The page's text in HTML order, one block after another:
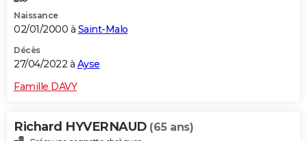
Naissance
02/01/2000 à Saint-Malo
Décès
27/04/2022 à Ayse
Famille DAVY
Richard HYVERNAUD (65 ans)